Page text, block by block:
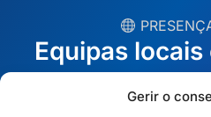
Gerir o
Equipas locais